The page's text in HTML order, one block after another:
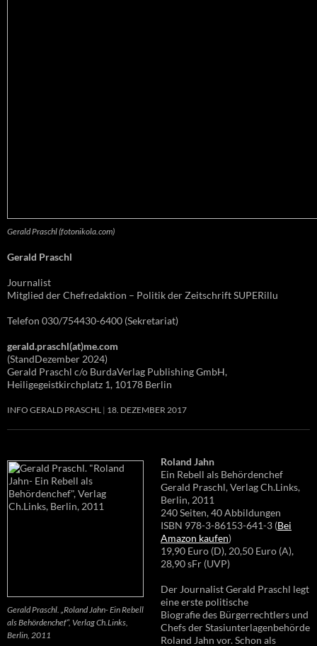
Gerald Praschl (fotonikola.com)
Gerald Praschl
Journalist
Mitglied der Chefredaktion – Politik der Zeitschrift SUPERillu
Telefon 030/754430-6400 (Sekretariat)
gerald.praschl(at)me.com
(StandDezember 2024)
Gerald Praschl c/o BurdaVerlag Publishing GmbH,
Heiligegeistkirchplatz 1, 10178 Berlin
INFO GERALD PRASCHL 18. DEZEMBER 2017
Gerald Praschl. „Roland Jahn- Ein Rebell
als Behördenchef“, Verlag Ch.Links,
Berlin, 2011
Roland Jahn
Ein Rebell als Behördenchef
Gerald Praschl, Verlag Ch.Links,
Berlin, 2011
240 Seiten, 40 Abbildungen
ISBN 978-3-86153-641-3 (Bei
Amazon kaufen)
19,90 Euro (D), 20,50 Euro (A),
28,90 sFr (UVP)
Der Journalist Gerald Praschl legt
eine erste politische
Biografie des Bürgerrechtlers und
Chefs der Stasiunterlagenbehörde
Roland Jahn vor. Schon als